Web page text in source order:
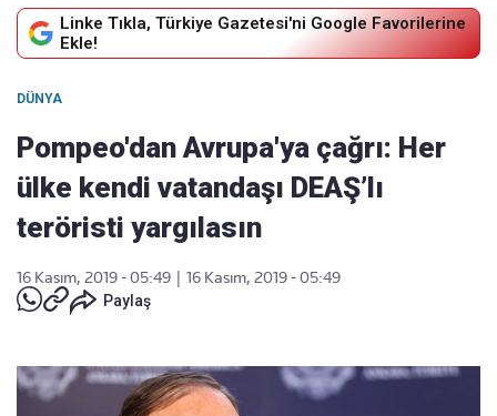
Linke Tıkla, Türkiye Gazetesi'ni Google Favorilerine
Ekle!
DÜNYA
Pompeo'dan Avrupa'ya çağrı: Her
ülke kendi vatandaşı DEAŞ’lı
teröristi yargılasın
16 Kasım, 2019 - 05:49
16 Kasım, 2019 - 05:49
Paylaş